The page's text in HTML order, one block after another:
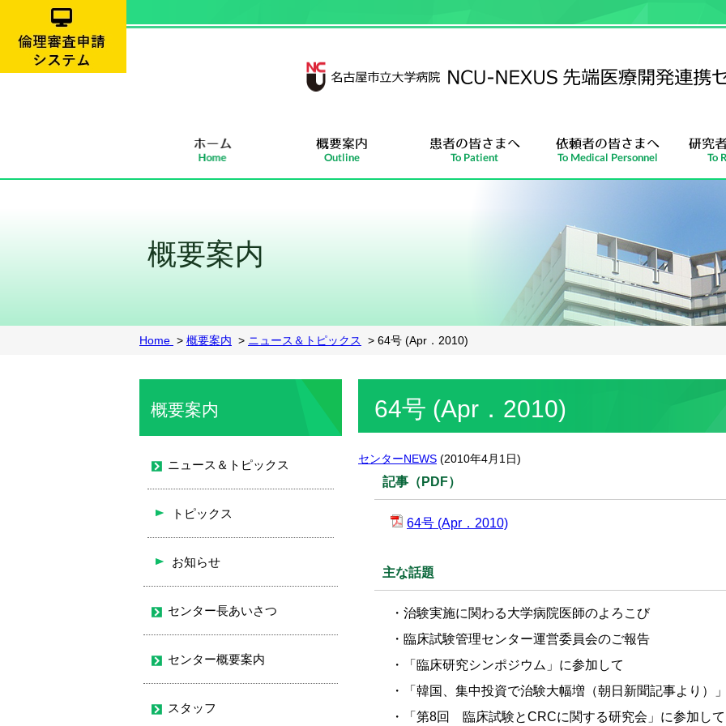
概要案内
Home > 概要案内 > ニュース＆トピックス > 64号 (Apr．2010)
64号 (Apr．2010)
センターNEWS (2010年4月1日)
記事（PDF）
64号 (Apr．2010)
主な話題
・治験実施に関わる大学病院医師のよろこび
・臨床試験管理センター運営委員会のご報告
・「臨床研究シンポジウム」に参加して
・「韓国、集中投資で治験大幅増（朝日新聞記事より）
・「第8回 臨床試験とCRCに関する研究会」に参加して
概要案内
ニュース＆トピックス
トピックス
お知らせ
センター長あいさつ
センター概要案内
スタッフ